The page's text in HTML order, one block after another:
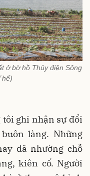
ở bờ hồ Thủy điện Sông
tôi ghi nhận sự đổi
làng. Những
đã nhường chỗ
kiên cố. Người